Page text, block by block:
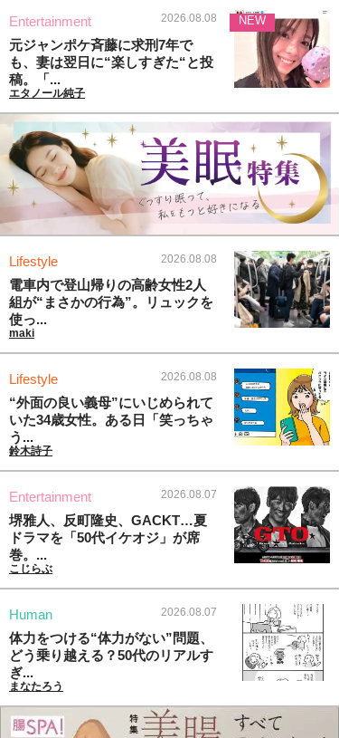
Entertainment 2026.08.08
元ジャンポケ斉藤に求刑7年で
も、妻は翌日に“楽しすぎた“と投
稿。「...
エタノール純子
NEW
Lifestyle 2026.08.08
電車内で登山帰りの高齢女性2人
組が“まさかの行為”。リュックを
使っ...
maki
Lifestyle 2026.08.08
“外面の良い義母”にいじめられて
いた34歳女性。ある日「笑っちゃ
う...
鈴木詩子
Entertainment 2026.08.07
堺雅人、反町隆史、GACKT…夏
ドラマを「50代イケオジ」が席
巻。...
こじらぶ
Human 2026.08.07
体力をつける“体力がない”問題、
どう乗り越える？50代のリアルす
ぎ...
まなたろう